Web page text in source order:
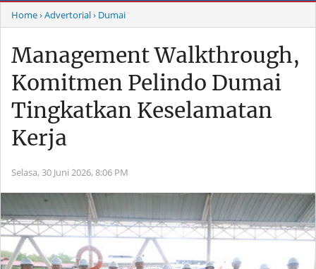
Home› Advertorial› Dumai
Management Walkthrough,
Komitmen Pelindo Dumai
Tingkatkan Keselamatan
Kerja
Selasa, 30 Juni 2026, 8:06 PM